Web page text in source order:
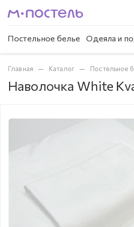
Постельное белье Одеяла и
Главная — Каталог — Постельное
Наволочка White